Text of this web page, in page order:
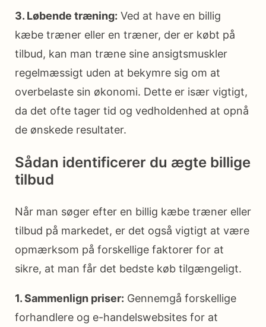
3. Løbende træning: Ved at have en billig
kæbe træner eller en træner, der er købt på
tilbud, kan man træne sine ansigtsmuskler
regelmæssigt uden at bekymre sig om at
overbelaste sin økonomi. Dette er især vigtigt,
da det ofte tager tid og vedholdenhed at opnå
de ønskede resultater.
Sådan identificerer du ægte billige
tilbud
Når man søger efter en billig kæbe træner eller
tilbud på markedet, er det også vigtigt at være
opmærksom på forskellige faktorer for at
sikre, at man får det bedste køb tilgængeligt.
1. Sammenlign priser: Gennemgå forskellige
forhandlere og e-handelswebsites for at